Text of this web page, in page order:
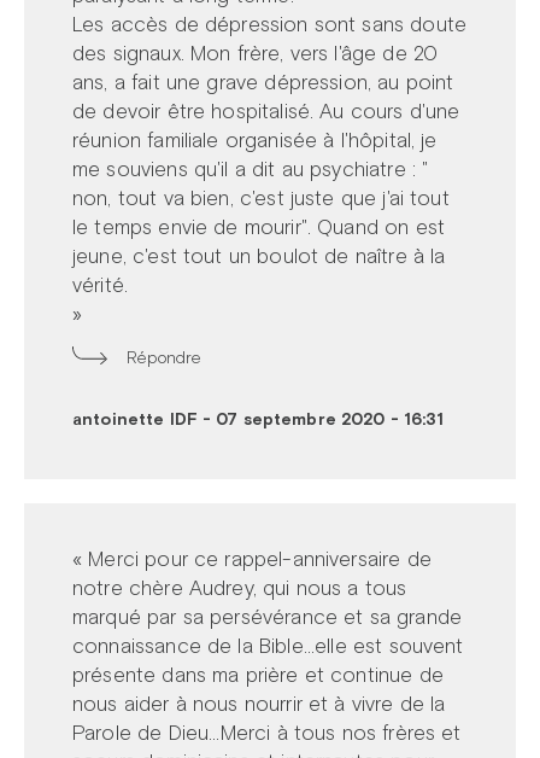
Les accès de dépression sont sans doute
des signaux. Mon frère, vers l'âge de 20
ans, a fait une grave dépression, au point
de devoir être hospitalisé. Au cours d'une
réunion familiale organisée à l'hôpital, je
me souviens qu'il a dit au psychiatre : "
non, tout va bien, c'est juste que j'ai tout
le temps envie de mourir". Quand on est
jeune, c'est tout un boulot de naître à la
vérité.
»
Répondre
antoinette IDF - 07 septembre 2020 - 16:31
« Merci pour ce rappel-anniversaire de
notre chère Audrey, qui nous a tous
marqué par sa persévérance et sa grande
connaissance de la Bible...elle est souvent
présente dans ma prière et continue de
nous aider à nous nourrir et à vivre de la
Parole de Dieu...Merci à tous nos frères et